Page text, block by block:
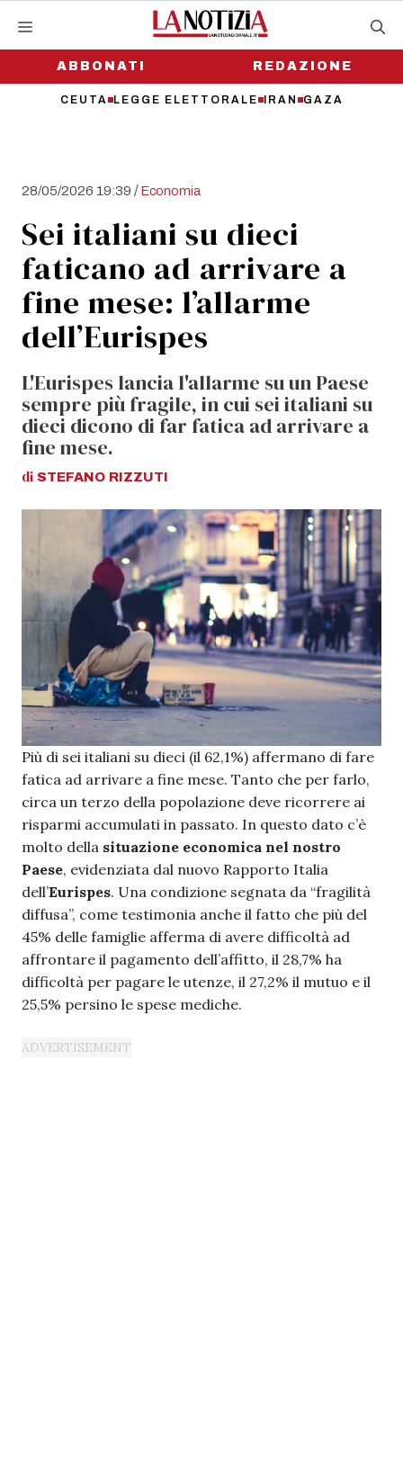
contenutoABBONATI
CEUTA LEGGE ELETTORALE IRAN GAZA
REDAZIONE
28/05/2026 19:39 /Economia
Sei italiani su dieci
faticano ad arrivare a
fine mese: l’allarme
dell’Eurispes
L'Eurispes lancia l'allarme su un Paese
sempre più fragile, in cui sei italiani su
dieci dicono di far fatica ad arrivare a
fine mese.
di STEFANO RIZZUTI
Più di sei italiani su dieci (il 62,1%) affermano di fare
fatica ad arrivare a fine mese. Tanto che per farlo,
circa un terzo della popolazione deve ricorrere ai
risparmi accumulati in passato. In questo dato c’è
molto della situazione economica nel nostro
Paese, evidenziata dal nuovo Rapporto Italia
dell’Eurispes. Una condizione segnata da “fragilità
diffusa”, come testimonia anche il fatto che più del
45% delle famiglie afferma di avere difficoltà ad
affrontare il pagamento dell’affitto, il 28,7% ha
difficoltà per pagare le utenze, il 27,2% il mutuo e il
25,5% persino le spese mediche.